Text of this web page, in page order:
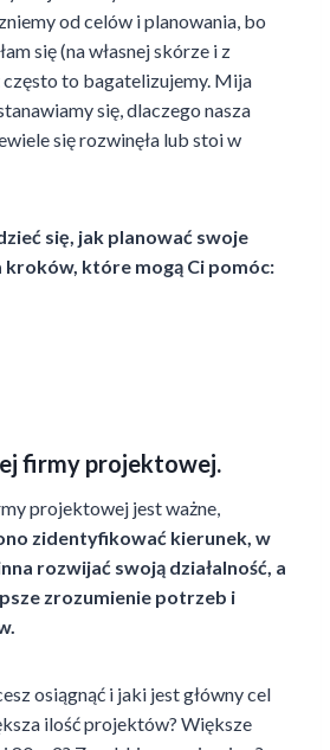
od celów i planowania, bo
się (na własnej skórze i z
to bagatelizujemy. Mija
się, dlaczego nasza
się rozwinęła lub stoi w
się, jak planować swoje
kroków, które mogą Ci pomóc:
firmy projektowej.
projektowej jest ważne,
zidentyfikować kierunek, w
rozwijać swoją działalność, a
zrozumienie potrzeb i
osiągnąć i jaki jest główny cel
ilość projektów? Większe